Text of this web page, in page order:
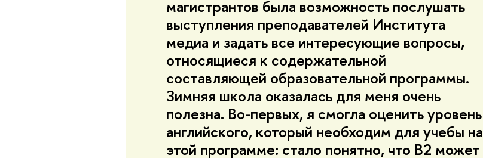
магистрантов была возможность послушать
выступления преподавателей Института
медиа и задать все интересующие вопросы,
относящиеся к содержательной
составляющей образовательной программы.
Зимняя школа оказалась для меня очень
полезна. Во-первых, я смогла оценить уровень
английского, который необходим для учебы на
этой программе: стало понятно, что В2 может